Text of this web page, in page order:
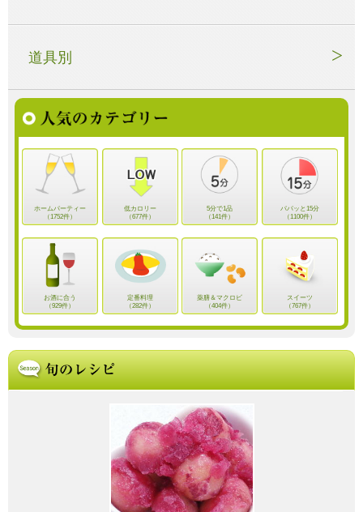
道具別
ホームパーティー
（1752件）
低カロリー
（677件）
5分で1品
（141件）
パパッと15分
（1100件）
お酒に合う
（929件）
定番料理
（282件）
薬膳＆マクロビ
（404件）
スイーツ
（767件）